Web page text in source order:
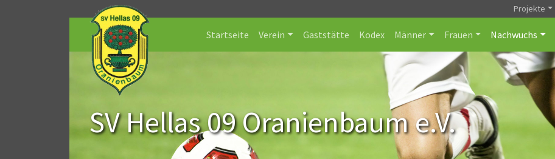
Projekte
Startseite Verein Gaststätte Kodex Männer Frauen Nachwuchs
SV Hellas 09 Oranienbaum e.V.